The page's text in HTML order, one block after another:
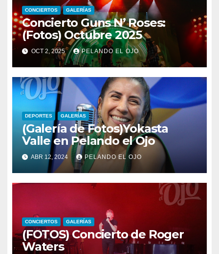
CONCIERTOS GALERÍAS
Concierto Guns N’ Roses:
(Fotos) Octubre 2025
OCT 2, 2025 PELANDO EL OJO
DEPORTES GALERÍAS
(Galería de Fotos)Yokasta
Valle en Pelando el Ojo
ABR 12, 2024 PELANDO EL OJO
CONCIERTOS GALERÍAS
(FOTOS) Concierto de Roger
Waters